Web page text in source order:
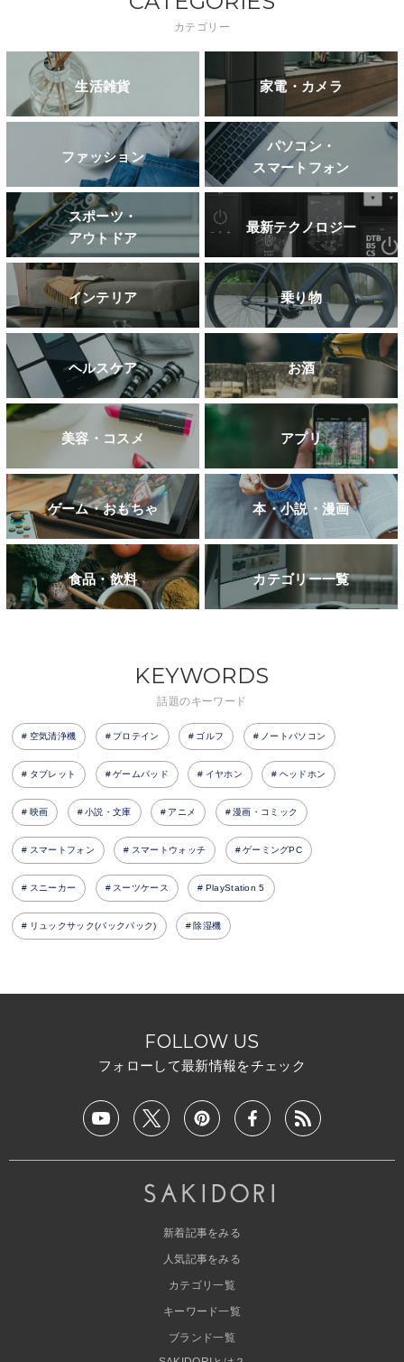
カテゴリー
生活雑貨 家電・カメラ
ファッション
パソコン・
スマートフォン
スポーツ・
アウトドア
最新テクノロジー
インテリア 乗り物
ヘルスケア お酒
美容・コスメ アプリ
ゲーム・おもちゃ 本・小説・漫画
食品・飲料 カテゴリー一覧
KEYWORDS
話題のキーワード
空気清浄機 プロテイン ゴルフ ノートパソコン
タブレット ゲームパッド イヤホン ヘッドホン
映画 小説・文庫 アニメ 漫画・コミック
スマートフォン スマートウォッチ ゲーミングPC
スニーカー スーツケース PlayStation 5
リュックサック(バックパック) 除湿機
FOLLOW US
フォローして最新情報をチェック
新着記事をみる
人気記事をみる
カテゴリ一覧
キーワード一覧
ブランド一覧